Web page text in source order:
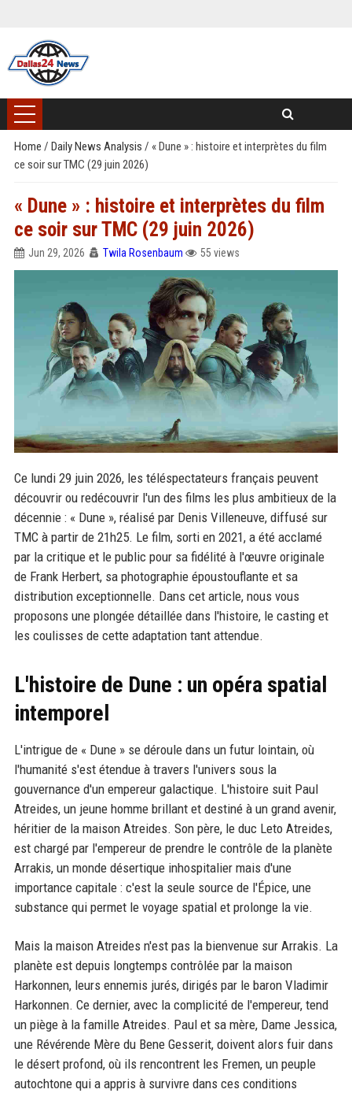
Home / Daily News Analysis / « Dune » : histoire et interprètes du film
ce soir sur TMC (29 juin 2026)
« Dune » : histoire et interprètes du film
ce soir sur TMC (29 juin 2026)
Jun 29, 2026 Twila Rosenbaum 55 views
Ce lundi 29 juin 2026, les téléspectateurs français peuvent
découvrir ou redécouvrir l'un des films les plus ambitieux de la
décennie : « Dune », réalisé par Denis Villeneuve, diffusé sur
TMC à partir de 21h25. Le film, sorti en 2021, a été acclamé
par la critique et le public pour sa fidélité à l'œuvre originale
de Frank Herbert, sa photographie époustouflante et sa
distribution exceptionnelle. Dans cet article, nous vous
proposons une plongée détaillée dans l'histoire, le casting et
les coulisses de cette adaptation tant attendue.
L'histoire de Dune : un opéra spatial
intemporel
L'intrigue de « Dune » se déroule dans un futur lointain, où
l'humanité s'est étendue à travers l'univers sous la
gouvernance d'un empereur galactique. L'histoire suit Paul
Atreides, un jeune homme brillant et destiné à un grand avenir,
héritier de la maison Atreides. Son père, le duc Leto Atreides,
est chargé par l'empereur de prendre le contrôle de la planète
Arrakis, un monde désertique inhospitalier mais d'une
importance capitale : c'est la seule source de l'Épice, une
substance qui permet le voyage spatial et prolonge la vie.
Mais la maison Atreides n'est pas la bienvenue sur Arrakis. La
planète est depuis longtemps contrôlée par la maison
Harkonnen, leurs ennemis jurés, dirigés par le baron Vladimir
Harkonnen. Ce dernier, avec la complicité de l'empereur, tend
un piège à la famille Atreides. Paul et sa mère, Dame Jessica,
une Révérende Mère du Bene Gesserit, doivent alors fuir dans
le désert profond, où ils rencontrent les Fremen, un peuple
autochtone qui a appris à survivre dans ces conditions